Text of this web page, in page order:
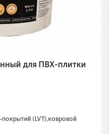
для ПВХ-плитки
(LVT),ковровой